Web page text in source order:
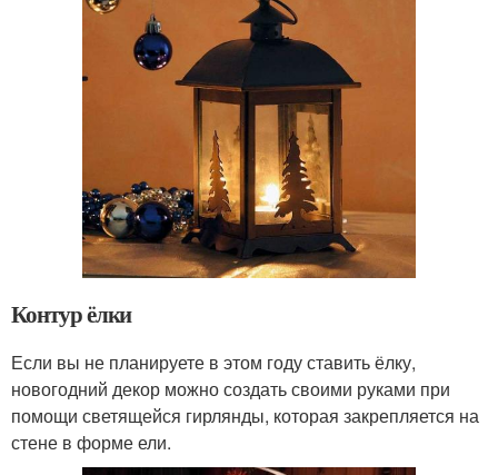
Контур ёлки
Если вы не планируете в этом году ставить ёлку,
новогодний декор можно создать своими руками при
помощи светящейся гирлянды, которая закрепляется на
стене в форме ели.